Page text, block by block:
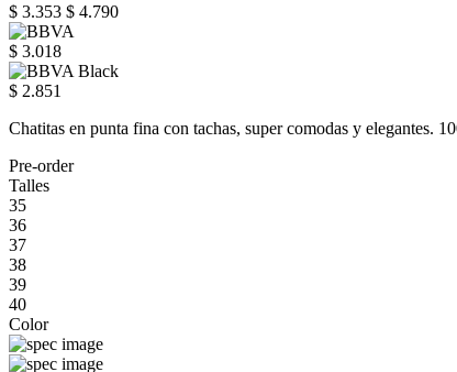
$ 3.353 $ 4.790
$ 3.018
$ 2.851
Chatitas en punta fina con tachas, super comodas y elegantes.
Pre-order
Talles
35
36
37
38
39
40
Color